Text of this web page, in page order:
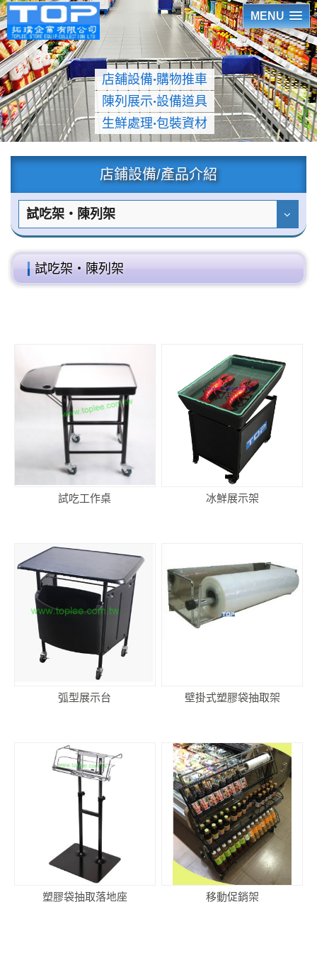
MENU
店舖設備‧購物推車
陳列展示‧設備道具
生鮮處理‧包裝資材
店鋪設備/產品介紹
試吃架‧陳列架
試吃架‧陳列架
試吃工作桌 冰鮮展示架
弧型展示台 壁掛式塑膠袋抽取架
塑膠袋抽取落地座 移動促銷架